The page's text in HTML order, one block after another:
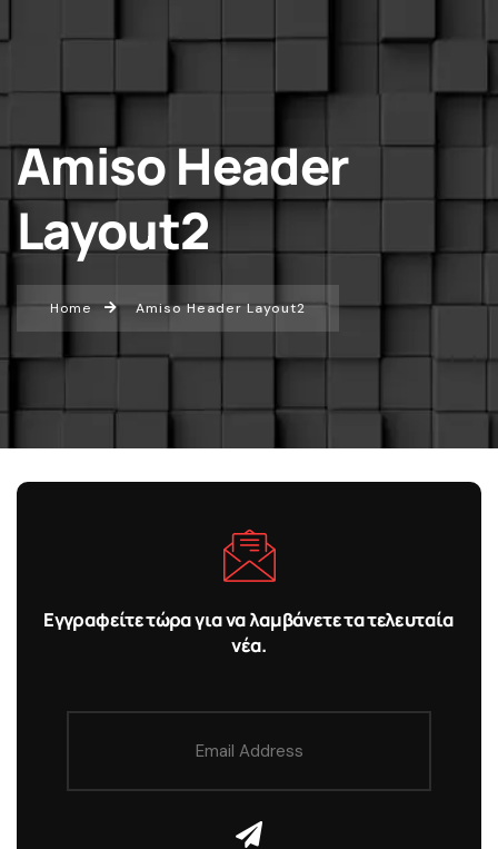
Amiso Header
Layout2
Home Amiso Header Layout2
Εγγραφείτε τώρα για να λαμβάνετε τα τελευταία
νέα.